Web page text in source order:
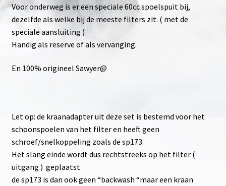
Voor onderweg is er een speciale 60cc spoelspuit bij,
dezelfde als welke bij de meeste filters zit. ( met de
speciale aansluiting )
Handig als reserve of als vervanging.
En 100% origineel Sawyer@
Let op: de kraanadapter uit deze set is bestemd voor het
schoonspoelen van het filter en heeft geen
schroef/snelkoppeling zoals de sp173.
Het slang einde wordt dus rechtstreeks op het filter (
uitgang ) geplaatst
de sp173 is dan ook geen “backwash “maar een kraan